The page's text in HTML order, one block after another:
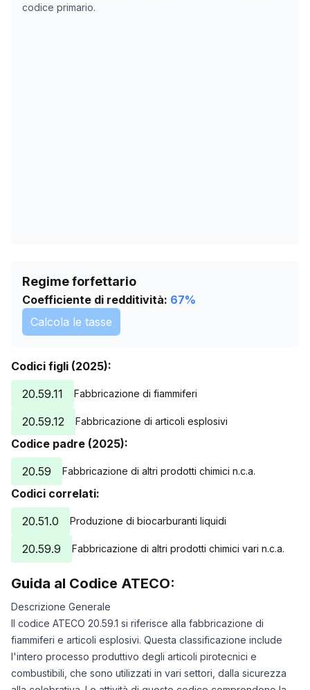
codice primario.
23/10/2025
Regime forfettario
Coefficiente di redditività: 67%
Calcola le tasse
Codici figli (2025):
20.59.11
Fabbricazione di fiammiferi
20.59.12 Fabbricazione di articoli esplosivi
Codice padre (2025):
20.59
Fabbricazione di altri prodotti chimici n.c.a.
Codici correlati:
20.51.0
Produzione di biocarburanti liquidi
20.59.9 Fabbricazione di altri prodotti chimici vari n.c.a.
Guida al Codice ATECO:
Descrizione Generale
Il codice ATECO 20.59.1 si riferisce alla fabbricazione di
fiammiferi e articoli esplosivi. Questa classificazione include
l'intero processo produttivo degli articoli pirotecnici e
combustibili, che sono utilizzati in vari settori, dalla sicurezza